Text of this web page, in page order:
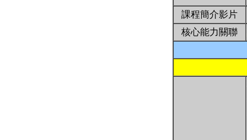
課程簡介影片
核心能力關聯